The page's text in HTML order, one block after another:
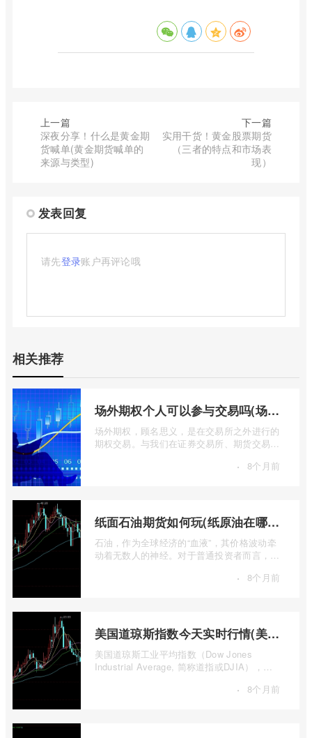
上一篇
深夜分享！什么是黄金期
货喊单(黄金期货喊单的
来源与类型)
下一篇
实用干货！黄金股票期货
（三者的特点和市场表
现）
发表回复
请先登录账户再评论哦
相关推荐
场外期权个人可以参与交易吗(场外个股期权怎样交易)
场外期权，顾名思义，是在交易所之外进行的
期权交易。与我们在证券交易所、期货交易所
· 8个月前
纸面石油期货如何玩(纸原油在哪里交易)
石油，作为全球经济的“血液”，其价格波动牵
动着无数人的神经。对于普通投资者而言，直
· 8个月前
美国道琼斯指数今天实时行情(美国道琼斯指数期货指数实时行情)
美国道琼斯工业平均指数（Dow Jones
Industrial Average, 简称道指或DJIA），无
· 8个月前